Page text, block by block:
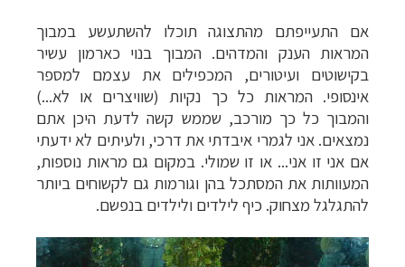
אם התעייפתם מהתצוגה תוכלו להשתעשע במבוך
המראות הענק והמדהים. המבוך בנוי כארמון עשיר
בקישוטים ועיטורים, המכפילים את עצמם למספר
אינסופי. המראות כל כך נקיות (שוויצרים או לא...)
והמבוך כל כך מורכב, שממש קשה לדעת היכן אתם
נמצאים. אני לגמרי איבדתי את דרכי, ולעיתים לא ידעתי
אם אני זו אני... או זו שמולי. במקום גם מראות נוספות,
המעוותות את המסתכל בהן וגורמות גם לקשוחים ביותר
להתגלגל מצחוק. כיף לילדים ולילדים בנפשם.